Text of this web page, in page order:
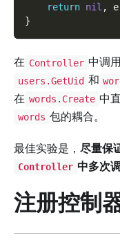
return nil ,
}
在 Controller 中调
users.GetUid 和
在 words.Create 中
words 包的耦合。
最佳实验是， 尽量保
Controller 中多次
注册控制